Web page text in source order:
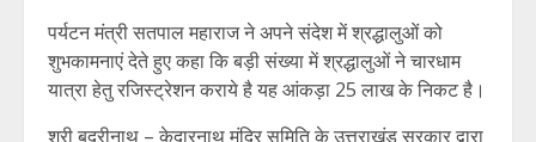
पर्यटन मंत्री सतपाल महाराज ने अपने संदेश में श्रद्धालुओं को
शुभकामनाएं देते हुए कहा कि बड़ी संख्या में श्रद्धालुओं ने चारधाम
यात्रा हेतु रजिस्ट्रेशन कराये है यह आंकड़ा 25 लाख के निकट है।
श्री बदरीनाथ – केदारनाथ मंदिर समिति के उत्तराखंड सरकार द्वारा